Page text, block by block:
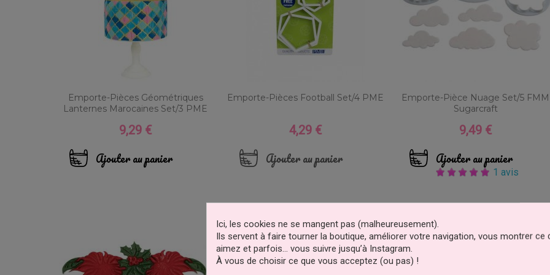
Emporte-Pièces Géométriques
Lanternes Marocaines Set/3 PME
Prix
9,29 €
Ajouter au panier
Emporte-Pièces Football Set/4 PME
Prix
4,29 €
Ajouter au panier
Emporte-Pièce Nuage Set/5 FMM
Sugarcraft
Prix
9,49 €
Ajouter au panier
1 avis
Ici, les cookies ne se mangent pas (malheureusement).
Ils servent à faire tourner la boutique, améliorer votre navigation, vous montrer ce
aimez et parfois… vous suivre jusqu’à Instagram.
À vous de choisir ce que vous acceptez (ou pas) !